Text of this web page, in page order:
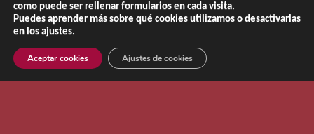
como puede ser rellenar formularios en cada visita.
Puedes aprender más sobre qué cookies utilizamos o desactivarlas
en los ajustes.
Aceptar cookies Ajustes de cookies
Copyright © 2013 - 2026 |El Recetario de NaChef
Aviso Legal
Política de Privacidad